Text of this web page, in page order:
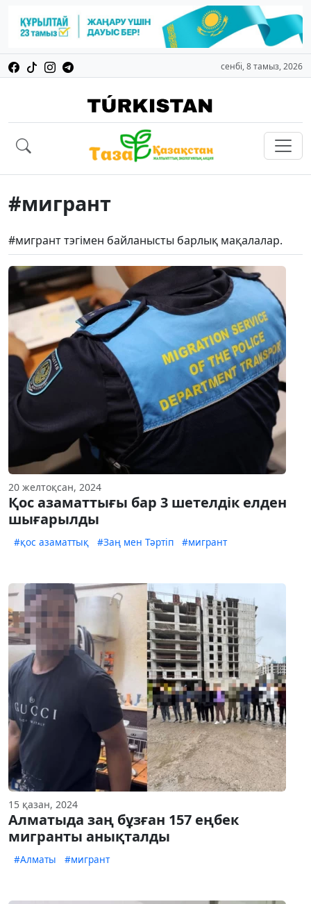
сенбі, 8 тамыз, 2026
#мигрант
#мигрант тэгімен байланысты барлық мақалалар.
20 желтоқсан, 2024
Қос азаматтығы бар 3 шетелдік елден
шығарылды
#қос азаматтық #Заң мен Тәртіп #мигрант
15 қазан, 2024
Алматыда заң бұзған 157 еңбек
мигранты анықталды
#Алматы #мигрант